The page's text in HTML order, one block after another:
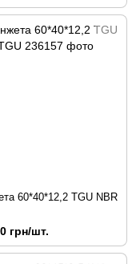
60*40*12,2 TGU NBR
грн/шт.